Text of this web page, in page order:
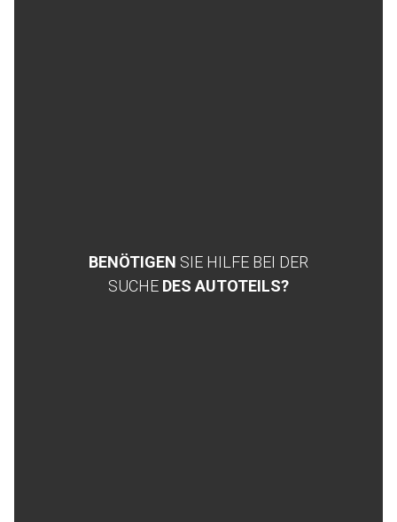
BENÖTIGEN SIE HILFE BEI DER
SUCHE DES AUTOTEILS?